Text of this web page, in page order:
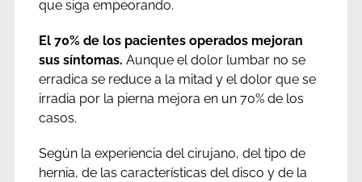
que siga empeorando.
El 70% de los pacientes operados mejoran
sus síntomas. Aunque el dolor lumbar no se
erradica se reduce a la mitad y el dolor que se
irradia por la pierna mejora en un 70% de los
casos.
Según la experiencia del cirujano, del tipo de
hernia, de las características del disco y de la